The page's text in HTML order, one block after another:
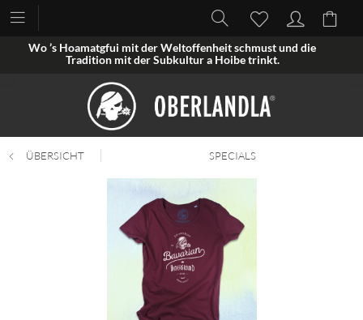
Wo ’s Hoamatgfui mit der Weltoffenheit schmust und die
Tradition mit der Subkultur a Hoibe trinkt.
ÜBERSICHT SPECIALS